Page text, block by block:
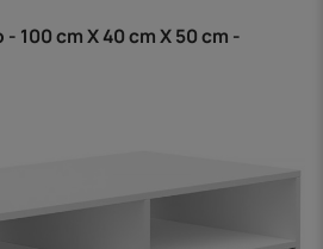
100 cm X 40 cm X 50 cm -